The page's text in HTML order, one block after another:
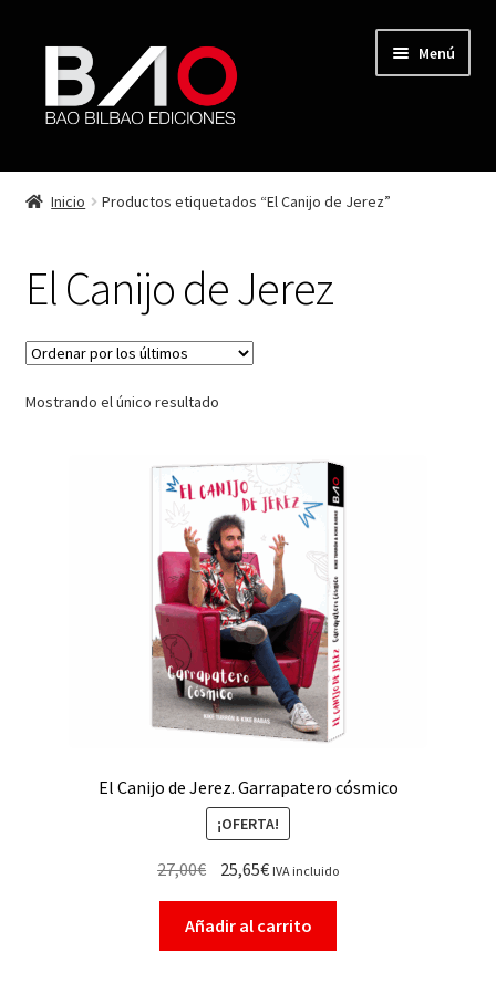
Menú
TIENDA
AUTORES
REVISTA BAO
CONTACTO
FINALIZAR COMPRA
Inicio Productos etiquetados “El Canijo de Jerez”
El Canijo de Jerez
Mostrando el único resultado
El Canijo de Jerez. Garrapatero cósmico
¡OFERTA!
27,00€ 25,65€ IVA incluido
Añadir al carrito